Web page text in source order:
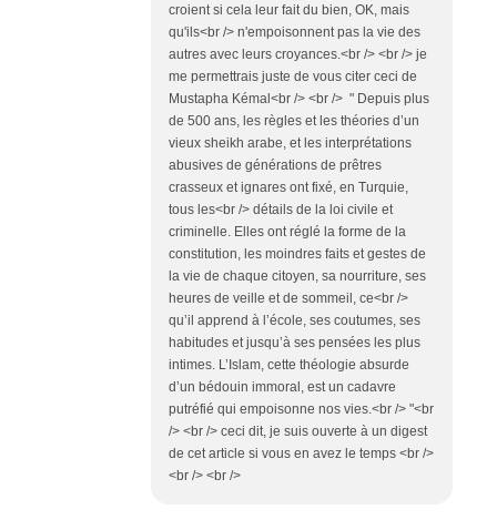
croient si cela leur fait du bien, OK, mais
qu'ils<br /> n'empoisonnent pas la vie des
autres avec leurs croyances.<br /> <br /> je
me permettrais juste de vous citer ceci de
Mustapha Kémal<br /> <br /> " Depuis plus
de 500 ans, les règles et les théories d’un
vieux sheikh arabe, et les interprétations
abusives de générations de prêtres
crasseux et ignares ont fixé, en Turquie,
tous les<br /> détails de la loi civile et
criminelle. Elles ont réglé la forme de la
constitution, les moindres faits et gestes de
la vie de chaque citoyen, sa nourriture, ses
heures de veille et de sommeil, ce<br />
qu’il apprend à l’école, ses coutumes, ses
habitudes et jusqu’à ses pensées les plus
intimes. L’Islam, cette théologie absurde
d’un bédouin immoral, est un cadavre
putréfié qui empoisonne nos vies.<br /> "<br
/> <br /> ceci dit, je suis ouverte à un digest
de cet article si vous en avez le temps <br />
<br /> <br />